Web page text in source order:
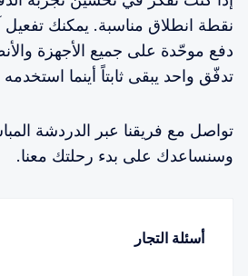
نقطة انطلاق مناسبة. يمكنك تفعيل
دفع موحّدة على جميع الأجهزة
تدفّق واحد يبقى ثابتاً أينما
تواصل مع فريقنا عبر الدردشة
وسنساعدك على بدء رحلتك معنا.
أسئلة التجار